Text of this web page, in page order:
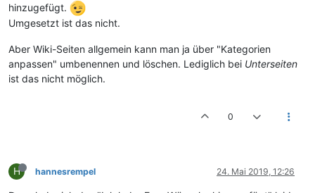
hinzugefügt.
Umgesetzt ist das nicht.
Aber Wiki-Seiten allgemein kann man ja über "Kategorien
anpassen" umbenennen und löschen. Lediglich bei Unterseiten
ist das nicht möglich.
0
H hannesrempel 24. Mai 2019, 12:26